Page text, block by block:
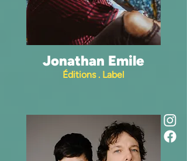
Jonathan Emile
Éditions . Label